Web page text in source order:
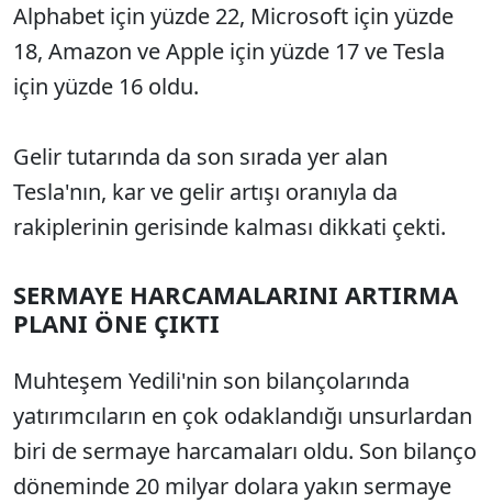
Alphabet için yüzde 22, Microsoft için yüzde
18, Amazon ve Apple için yüzde 17 ve Tesla
için yüzde 16 oldu.
Gelir tutarında da son sırada yer alan
Tesla'nın, kar ve gelir artışı oranıyla da
rakiplerinin gerisinde kalması dikkati çekti.
SERMAYE HARCAMALARINI ARTIRMA
PLANI ÖNE ÇIKTI
Muhteşem Yedili'nin son bilançolarında
yatırımcıların en çok odaklandığı unsurlardan
biri de sermaye harcamaları oldu. Son bilanço
döneminde 20 milyar dolara yakın sermaye